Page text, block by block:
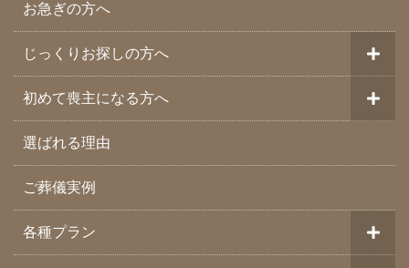
お急ぎの方へ
じっくりお探しの方へ
初めて喪主になる方へ
選ばれる理由
ご葬儀実例
各種プラン